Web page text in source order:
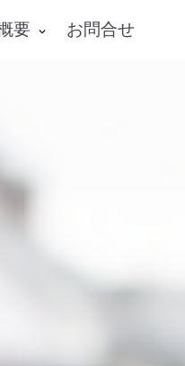
要 お問合せ